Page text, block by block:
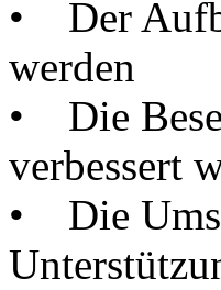
• Der
werden
• Die
verbessert
• Die